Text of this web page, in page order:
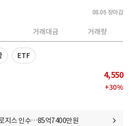
08.06 장마감
거래대금 거래량
ETF
4,550
+30%
지스 인수…85억7400만원